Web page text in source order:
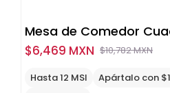
Mesa de Comedor
$10,782 MXN
$6,469 MXN
Hasta 12 MSI
Apártalo con